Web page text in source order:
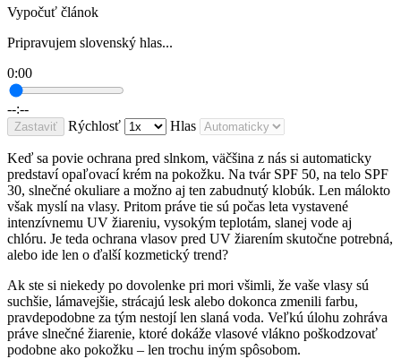
Vypočuť článok
Pripravujem slovenský hlas...
0:00
--:--
Zastaviť Rýchlosť Hlas
Keď sa povie ochrana pred slnkom, väčšina z nás si automaticky
predstaví opaľovací krém na pokožku. Na tvár SPF 50, na telo SPF
30, slnečné okuliare a možno aj ten zabudnutý klobúk. Len málokto
však myslí na vlasy. Pritom práve tie sú počas leta vystavené
intenzívnemu UV žiareniu, vysokým teplotám, slanej vode aj
chlóru. Je teda ochrana vlasov pred UV žiarením skutočne potrebná,
alebo ide len o ďalší kozmetický trend?
Ak ste si niekedy po dovolenke pri mori všimli, že vaše vlasy sú
suchšie, lámavejšie, strácajú lesk alebo dokonca zmenili farbu,
pravdepodobne za tým nestojí len slaná voda. Veľkú úlohu zohráva
práve slnečné žiarenie, ktoré dokáže vlasové vlákno poškodzovať
podobne ako pokožku – len trochu iným spôsobom.